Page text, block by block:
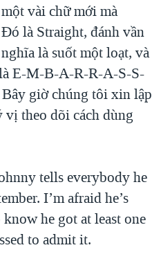
vài chữ mới mà
là Straight, đánh vần
là suốt một loạt, và
E-M-B-A-R-R-A-S-S-
giờ chúng tôi xin lập
theo dõi cách dùng
tells everybody he
I’m afraid he’s
he got at least one
to admit it.